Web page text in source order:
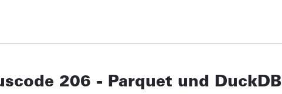
206 - Parquet und DuckDB